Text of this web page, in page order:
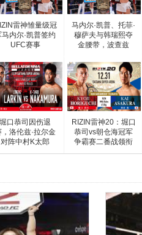
雷神雏量级冠
马内尔·凯普签约
UFC赛事
马内尔·凯普、托菲·
穆萨夫与韩瑞熙夺
金腰带，波查兹
堀口恭司因伤退
，洛伦兹·拉尔金
对阵中村K太郎
RIZIN雷神20：堀口
恭司vs朝仓海冠军
争霸赛二番战领衔